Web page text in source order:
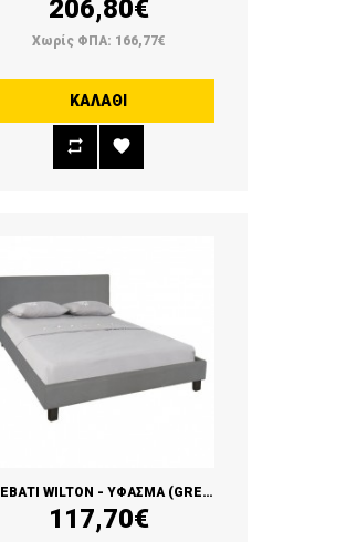
206,80€
Χωρίς ΦΠΑ: 166,77€
ΚΑΛΆΘΙ
ΚΡΕΒΑΤΙ WILTON - ΥΦΑΣΜΑ (GREY)
117,70€